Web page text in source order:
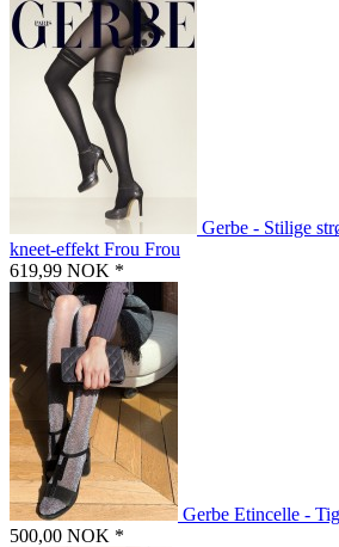
Gerbe - Stilige
kneet-effekt Frou Frou
619,99 NOK *
Gerbe Etincelle -
500,00 NOK *